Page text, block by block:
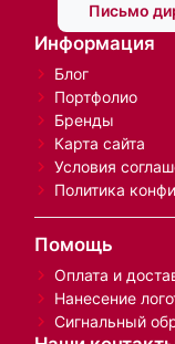
Письмо
Информация
Блог
Портфолио
Бренды
Карта сайта
Условия
Политика
Помощь
Оплата и
Нанесение
Сигнальный